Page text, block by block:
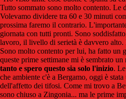
Tutto sommato sono molto contento. Le
Volevamo dividere tra 60 e 30 minuti
prossima faremo il contrario.
giornata con tutti pronti. Sono
lavoro, il livello di serietà è davvero alto.
Sono molto contento per lui, ha fatto un
queste prime settimane mi è sembrato un
tanto e spero questo sia solo l'inizio.
che ambiente c'è a Bergamo, oggi è
dell'affetto dei tifosi. Come mi trovo a
sono chiuso a Zingonia... ma le prime